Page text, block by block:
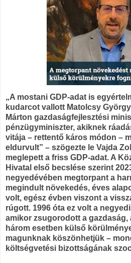
„A mostani GDP-adat is
kudarcot vallott Matolcsy
Márton gazdaságfejlesztési
pénzügyminiszter, akiknek
vitája – rettentő káros módon –
eldurvult” – szögezte le Vajda
meglepett a friss GDP-adat. A
Hivatal első becslése szerint
negyedévében megtorpant a
megindult növekedés, éves
volt, egész évben viszont a
rúgott. 1996 óta ez volt a
amikor zsugorodott a gazdaság,
három esetben külső
magunknak köszönhetjük –
költségvetési bizottságának